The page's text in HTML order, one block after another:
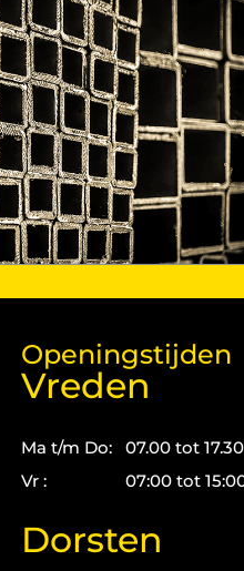
Openingstijden
Vreden
Ma t/m Do:
Vr :
07.00 tot
07:00 tot
Dorsten